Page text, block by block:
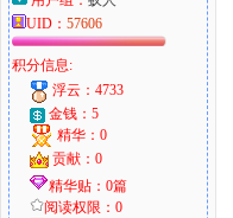
UID： 57606
积分信息:
浮云：4733
金钱：5
精华：0
贡献：0
精华贴：0篇
阅读权限：0